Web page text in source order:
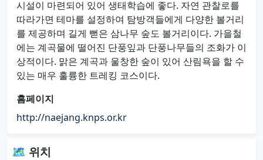
시설이 마련되어 있어 생태학습에 좋다. 자연 관찰로를
따라가면 테마를 설정하여 탐방객들에게 다양한 볼거리
를 제공하며 길게 뻗은 삼나무 숲도 볼거리이다. 가을철
에는 계곡물에 떨어진 단풍잎과 단풍나무들의 조화가 이
상적이다. 맑은 계곡과 울창한 숲이 있어 산림욕을 할 수
있는 매우 훌륭한 트레킹 코스이다.
홈페이지
http://naejang.knps.or.kr
🗺 위치